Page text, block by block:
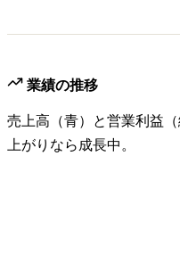
業績の推移
売上高（青）と営業利益
上がりなら成長中。